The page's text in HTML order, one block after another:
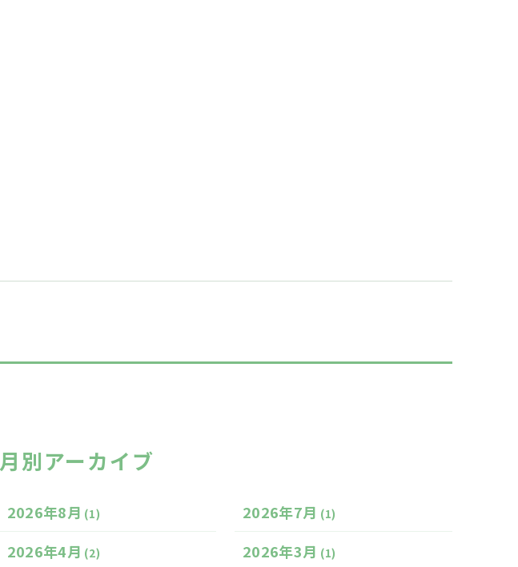
月別アーカイブ
2026年8月 (1) 2026年7月 (1)
2026年4月 (2) 2026年3月 (1)